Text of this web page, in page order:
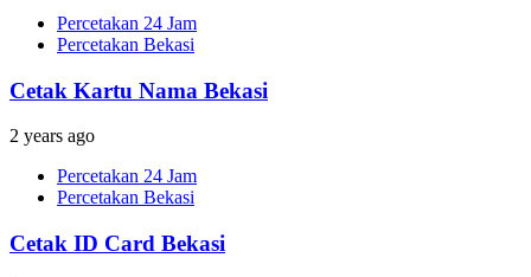
Percetakan 24 Jam
Percetakan Bekasi
Cetak Kartu Nama Bekasi
2 years ago
Percetakan 24 Jam
Percetakan Bekasi
Cetak ID Card Bekasi